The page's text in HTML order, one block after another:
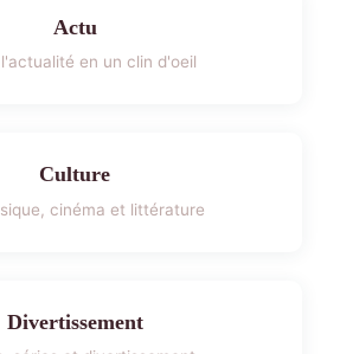
Actu
en un clin d'oeil
Culture
cinéma et littérature
Divertissement